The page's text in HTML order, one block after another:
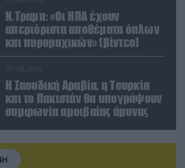
Ν.Τραμπ: «Οι ΗΠΑ έχουν
απεριόριστα αποθέματα όπλων
και πυρομαχικών» (βίντεο)
Η Σαουδική Αραβία, η Τουρκία
και το Πακιστάν θα υπογράψουν
συμφωνία αμοιβαίας άμυνας